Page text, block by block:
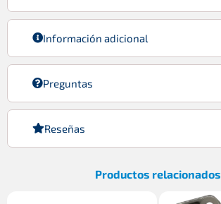
Información adicional
Preguntas
Reseñas
Productos relacionados